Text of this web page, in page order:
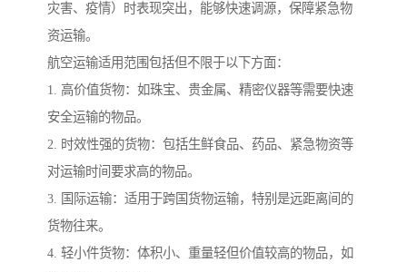
灾害、疫情）时表现突出，能够快速调源，保障紧急物
资运输。
航空运输适用范围包括但不限于以下方面：
1. 高价值货物：如珠宝、贵金属、精密仪器等需要快速
安全运输的物品。
2. 时效性强的货物：包括生鲜食品、药品、紧急物资等
对运输时间要求高的物品。
3. 国际运输：适用于跨国货物运输，特别是远距离间的
货物往来。
4. 轻小件货物：体积小、重量轻但价值较高的物品，如